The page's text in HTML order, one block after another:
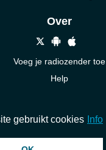
Over
Voeg je radiozender toe
Help
gebruikt cookies Info